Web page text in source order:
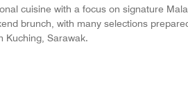
cuisine with a focus on signature
brunch, with many selections
Kuching, Sarawak.